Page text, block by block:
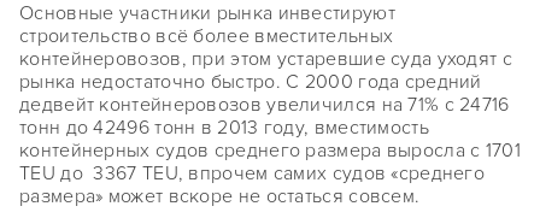
Основные участники рынка инвестируют
строительство всё более вместительных
контейнеровозов, при этом устаревшие суда уходят с
рынка недостаточно быстро. С 2000 года средний
дедвейт контейнеровозов увеличился на 71% с 24716
тонн до 42496 тонн в 2013 году, вместимость
контейнерных судов среднего размера выросла с 1701
TEU до 3367 TEU, впрочем самих судов «среднего
размера» может вскоре не остаться совсем.